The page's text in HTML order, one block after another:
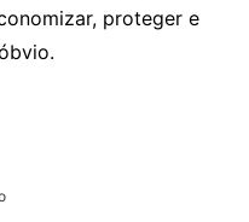
proteger e